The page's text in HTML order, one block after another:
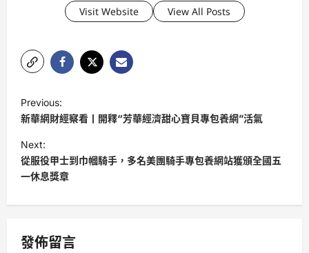
Visit Website View All Posts
o
s
t
n
a
i
Previous:
新華網財經察看丨開釋“芳華經濟甜心寶貝專包養網”活氣
Next:
從服役甲士到巾幗騎手，多名美團騎手專包養網站獲頒全國五
一休息獎章
發佈留言